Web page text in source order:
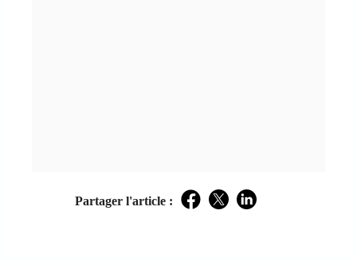
Partager l'article : Facebook
TwitterLinkedIn